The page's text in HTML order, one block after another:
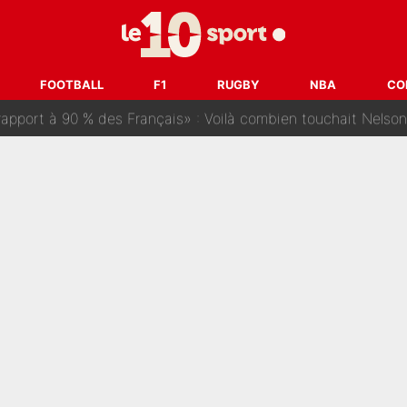
FOOTBALL F1 RUGBY NBA
: Bruno Genesio fait une promesse pour la suite du
en 2027 ? L'IA prédit déjà les deux joueurs qui
90 % des Français» : Voilà combien touchait Nelson Monfort sur